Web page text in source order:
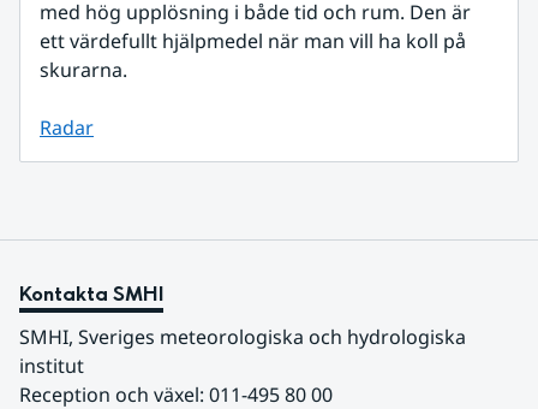
med hög upplösning i både tid och rum. Den är
ett värdefullt hjälpmedel när man vill ha koll på
skurarna.
Radar
Kontakta SMHI
SMHI, Sveriges meteorologiska och hydrologiska
institut
Reception och växel: 011-495 80 00